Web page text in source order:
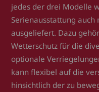
jedes der drei Modelle
Serienausstattung
ausgeliefert. Dazu
Wetterschutz für die
optionale
kann flexibel auf die
hinsichtlich der zu